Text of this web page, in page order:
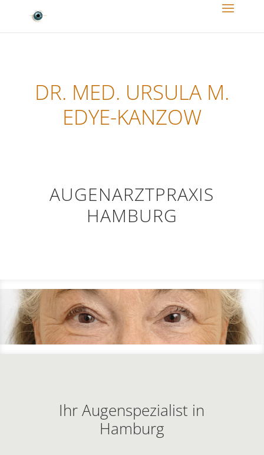
DR. MED. URSULA M.
EDYE-KANZOW
AUGENARZTPRAXIS
HAMBURG
Ihr Augenspezialist in
Hamburg